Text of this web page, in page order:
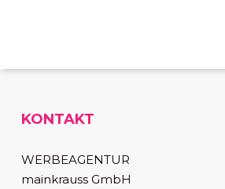
KONTAKT
WERBEAGENTUR
mainkrauss GmbH